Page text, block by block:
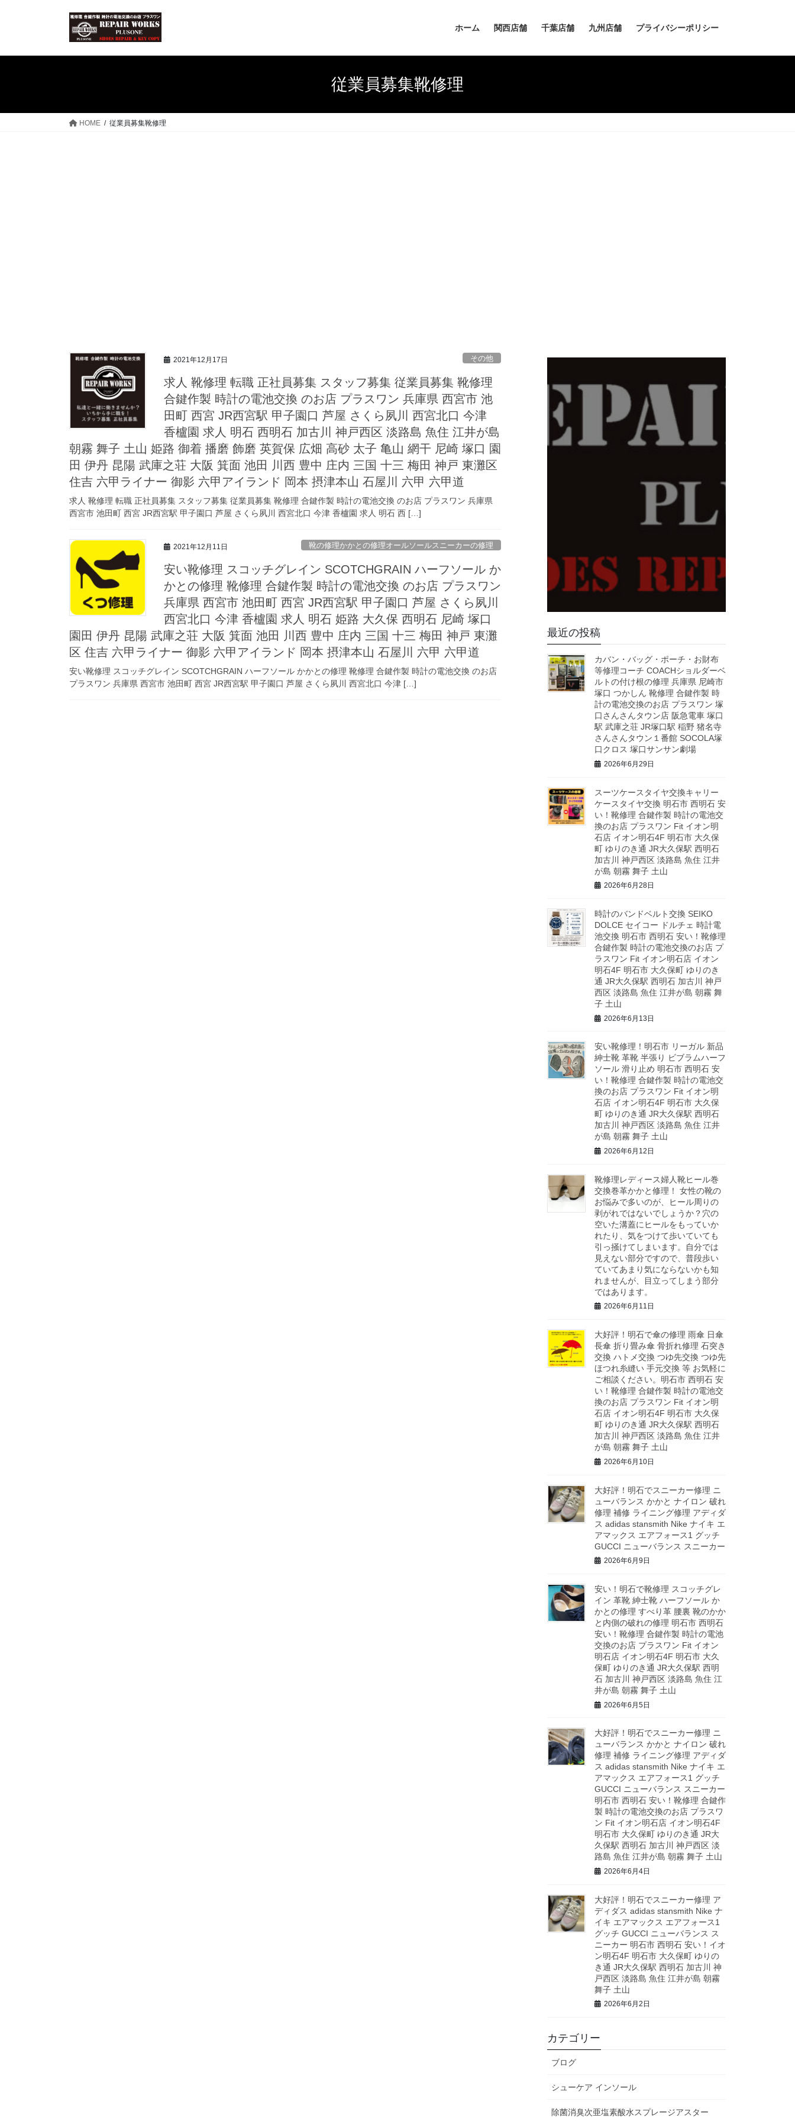
ホーム 関西店舗 千葉店舗 九州店舗 プライバシーポリシー
従業員募集靴修理
HOME 従業員募集靴修理
2021年12月17日 その他
求人 靴修理 転職 正社員募集 スタッフ募集 従業員募集 靴修理
合鍵作製 時計の電池交換 のお店 プラスワン 兵庫県 西宮市 池
田町 西宮 JR西宮駅 甲子園口 芦屋 さくら夙川 西宮北口 今津
香櫨園 求人 明石 西明石 加古川 神戸西区 淡路島 魚住 江井が島
朝霧 舞子 土山 姫路 御着 播磨 飾磨 英賀保 広畑 高砂 太子 亀山 網干 尼崎 塚口 園
田 伊丹 昆陽 武庫之荘 大阪 箕面 池田 川西 豊中 庄内 三国 十三 梅田 神戸 東灘区
住吉 六甲ライナー 御影 六甲アイランド 岡本 摂津本山 石屋川 六甲 六甲道
求人 靴修理 転職 正社員募集 スタッフ募集 従業員募集 靴修理 合鍵作製 時計の電池交換 のお店 プラスワン 兵庫県
西宮市 池田町 西宮 JR西宮駅 甲子園口 芦屋 さくら夙川 西宮北口 今津 香櫨園 求人 明石 西 […]
2021年12月11日 靴の修理かかとの修理オールソールスニーカーの修理
安い靴修理 スコッチグレイン SCOTCHGRAIN ハーフソール か
かとの修理 靴修理 合鍵作製 時計の電池交換 のお店 プラスワン
兵庫県 西宮市 池田町 西宮 JR西宮駅 甲子園口 芦屋 さくら夙川
西宮北口 今津 香櫨園 求人 明石 姫路 大久保 西明石 尼崎 塚口
園田 伊丹 昆陽 武庫之荘 大阪 箕面 池田 川西 豊中 庄内 三国 十三 梅田 神戸 東灘
区 住吉 六甲ライナー 御影 六甲アイランド 岡本 摂津本山 石屋川 六甲 六甲道
安い靴修理 スコッチグレイン SCOTCHGRAIN ハーフソール かかとの修理 靴修理 合鍵作製 時計の電池交換 のお店
プラスワン 兵庫県 西宮市 池田町 西宮 JR西宮駅 甲子園口 芦屋 さくら夙川 西宮北口 今津 […]
最近の投稿
カバン・バッグ・ポーチ・お財布
等修理コーチ COACHショルダーベ
ルトの付け根の修理 兵庫県 尼崎市
塚口 つかしん 靴修理 合鍵作製 時
計の電池交換のお店 プラスワン 塚
口さんさんタウン店 阪急電車 塚口
駅 武庫之荘 JR塚口駅 稲野 猪名寺
さんさんタウン１番館 SOCOLA塚
口クロス 塚口サンサン劇場
2026年6月29日
スーツケースタイヤ交換キャリー
ケースタイヤ交換 明石市 西明石 安
い！靴修理 合鍵作製 時計の電池交
換のお店 プラスワン Fit イオン明
石店 イオン明石4F 明石市 大久保
町 ゆりのき通 JR大久保駅 西明石
加古川 神戸西区 淡路島 魚住 江井
が島 朝霧 舞子 土山
2026年6月28日
時計のバンドベルト交換 SEIKO
DOLCE セイコー ドルチェ 時計電
池交換 明石市 西明石 安い！靴修理
合鍵作製 時計の電池交換のお店 プ
ラスワン Fit イオン明石店 イオン
明石4F 明石市 大久保町 ゆりのき
通 JR大久保駅 西明石 加古川 神戸
西区 淡路島 魚住 江井が島 朝霧 舞
子 土山
2026年6月13日
安い靴修理！明石市 リーガル 新品
紳士靴 革靴 半張り ビブラムハーフ
ソール 滑り止め 明石市 西明石 安
い！靴修理 合鍵作製 時計の電池交
換のお店 プラスワン Fit イオン明
石店 イオン明石4F 明石市 大久保
町 ゆりのき通 JR大久保駅 西明石
加古川 神戸西区 淡路島 魚住 江井
が島 朝霧 舞子 土山
2026年6月12日
靴修理レディース婦人靴ヒール巻
交換巻革かかと修理！ 女性の靴の
お悩みで多いのが、ヒール周りの
剥がれではないでしょうか？穴の
空いた溝蓋にヒールをもっていか
れたり、気をつけて歩いていても
引っ掻けてしまいます。自分では
見えない部分ですので、普段歩い
ていてあまり気にならないかも知
れませんが、目立ってしまう部分
ではあります。
2026年6月11日
大好評！明石で傘の修理 雨傘 日傘
長傘 折り畳み傘 骨折れ修理 石突き
交換 ハトメ交換 つゆ先交換 つゆ先
ほつれ糸縫い 手元交換 等 お気軽に
ご相談ください。明石市 西明石 安
い！靴修理 合鍵作製 時計の電池交
換のお店 プラスワン Fit イオン明
石店 イオン明石4F 明石市 大久保
町 ゆりのき通 JR大久保駅 西明石
加古川 神戸西区 淡路島 魚住 江井
が島 朝霧 舞子 土山
2026年6月10日
大好評！明石でスニーカー修理 ニ
ューバランス かかと ナイロン 破れ
修理 補修 ライニング修理 アディダ
ス adidas stansmith Nike ナイキ エ
アマックス エアフォース1 グッチ
GUCCI ニューバランス スニーカー
2026年6月9日
安い！明石で靴修理 スコッチグレ
イン 革靴 紳士靴 ハーフソール か
かとの修理 すべり革 腰裏 靴のかか
と内側の破れの修理 明石市 西明石
安い！靴修理 合鍵作製 時計の電池
交換のお店 プラスワン Fit イオン
明石店 イオン明石4F 明石市 大久
保町 ゆりのき通 JR大久保駅 西明
石 加古川 神戸西区 淡路島 魚住 江
井が島 朝霧 舞子 土山
2026年6月5日
大好評！明石でスニーカー修理 ニ
ューバランス かかと ナイロン 破れ
修理 補修 ライニング修理 アディダ
ス adidas stansmith Nike ナイキ エ
アマックス エアフォース1 グッチ
GUCCI ニューバランス スニーカー
明石市 西明石 安い！靴修理 合鍵作
製 時計の電池交換のお店 プラスワ
ン Fit イオン明石店 イオン明石4F
明石市 大久保町 ゆりのき通 JR大
久保駅 西明石 加古川 神戸西区 淡
路島 魚住 江井が島 朝霧 舞子 土山
2026年6月4日
大好評！明石でスニーカー修理 ア
ディダス adidas stansmith Nike ナ
イキ エアマックス エアフォース1
グッチ GUCCI ニューバランス ス
ニーカー 明石市 西明石 安い！イオ
ン明石4F 明石市 大久保町 ゆりの
き通 JR大久保駅 西明石 加古川 神
戸西区 淡路島 魚住 江井が島 朝霧
舞子 土山
2026年6月2日
カテゴリー
ブログ
シューケア インソール
除菌消臭次亜塩素酸水スプレージアスター